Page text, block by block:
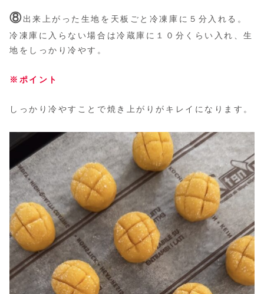
⑧出来上がった生地を天板ごと冷凍庫に５分入れる。
冷凍庫に入らない場合は冷蔵庫に１０分くらい入れ、生
地をしっかり冷やす。
※ポイント
しっかり冷やすことで焼き上がりがキレイになります。